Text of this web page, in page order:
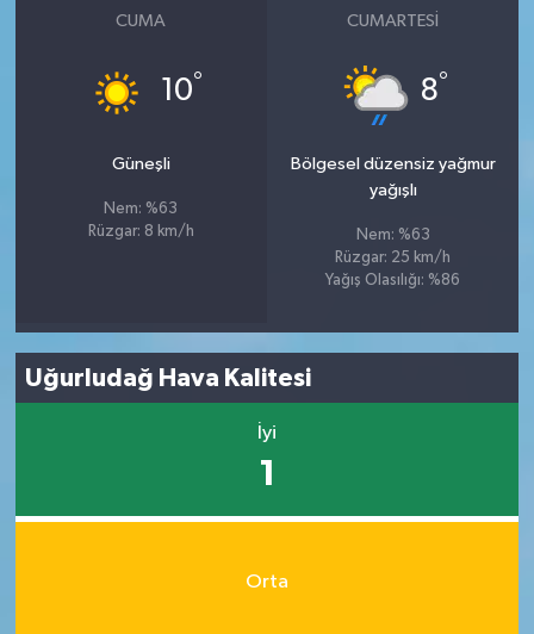
CUMA
10°
Güneşli
Nem: %63
Rüzgar: 8 km/h
CUMARTESI
8°
Bölgesel düzensiz yağmur
yağışlı
Nem: %63
Rüzgar: 25 km/h
Yağış Olasılığı: %86
Uğurludağ Hava Kalitesi
İyi
1
Orta